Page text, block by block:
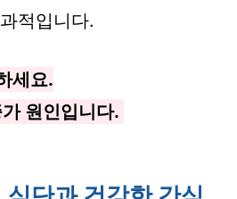
적입니다.
세요.
원인입니다.